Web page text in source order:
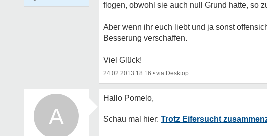
flogen, obwohl sie auch null Grund hatte, so
Aber wenn ihr euch liebt und ja sonst
Besserung verschaffen.
Viel Glück!
24.02.2013 18:16 •
A Trotz Eifersucht